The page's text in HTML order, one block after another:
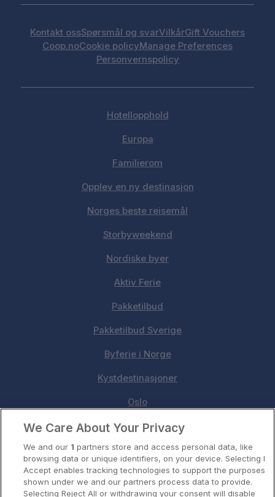
Kontakt ossSpørsmål og svarVilkårGift Vouchers
Coop.noCookie policyManage Preferences
Personvernspolicy
Hotellopphold
Europa
Familierom
Opplev en ny destinasjon
Norges beste reisemål
Storbyweekend
Nordiske byer
Aktiv Ferie
Pakketilbud
Pakketilbud Sverige
Byferie i Norge
Kystdestinasjoner
Oslo
Stavanger
Bergen
Utforsk Norden
We Care About Your Privacy
We and our 1 partners store and access personal data, like
browsing data or unique identifiers, on your device. Selecting I
Accept enables tracking technologies to support the purposes
shown under we and our partners process data to provide.
Selecting Reject All or withdrawing your consent will disable